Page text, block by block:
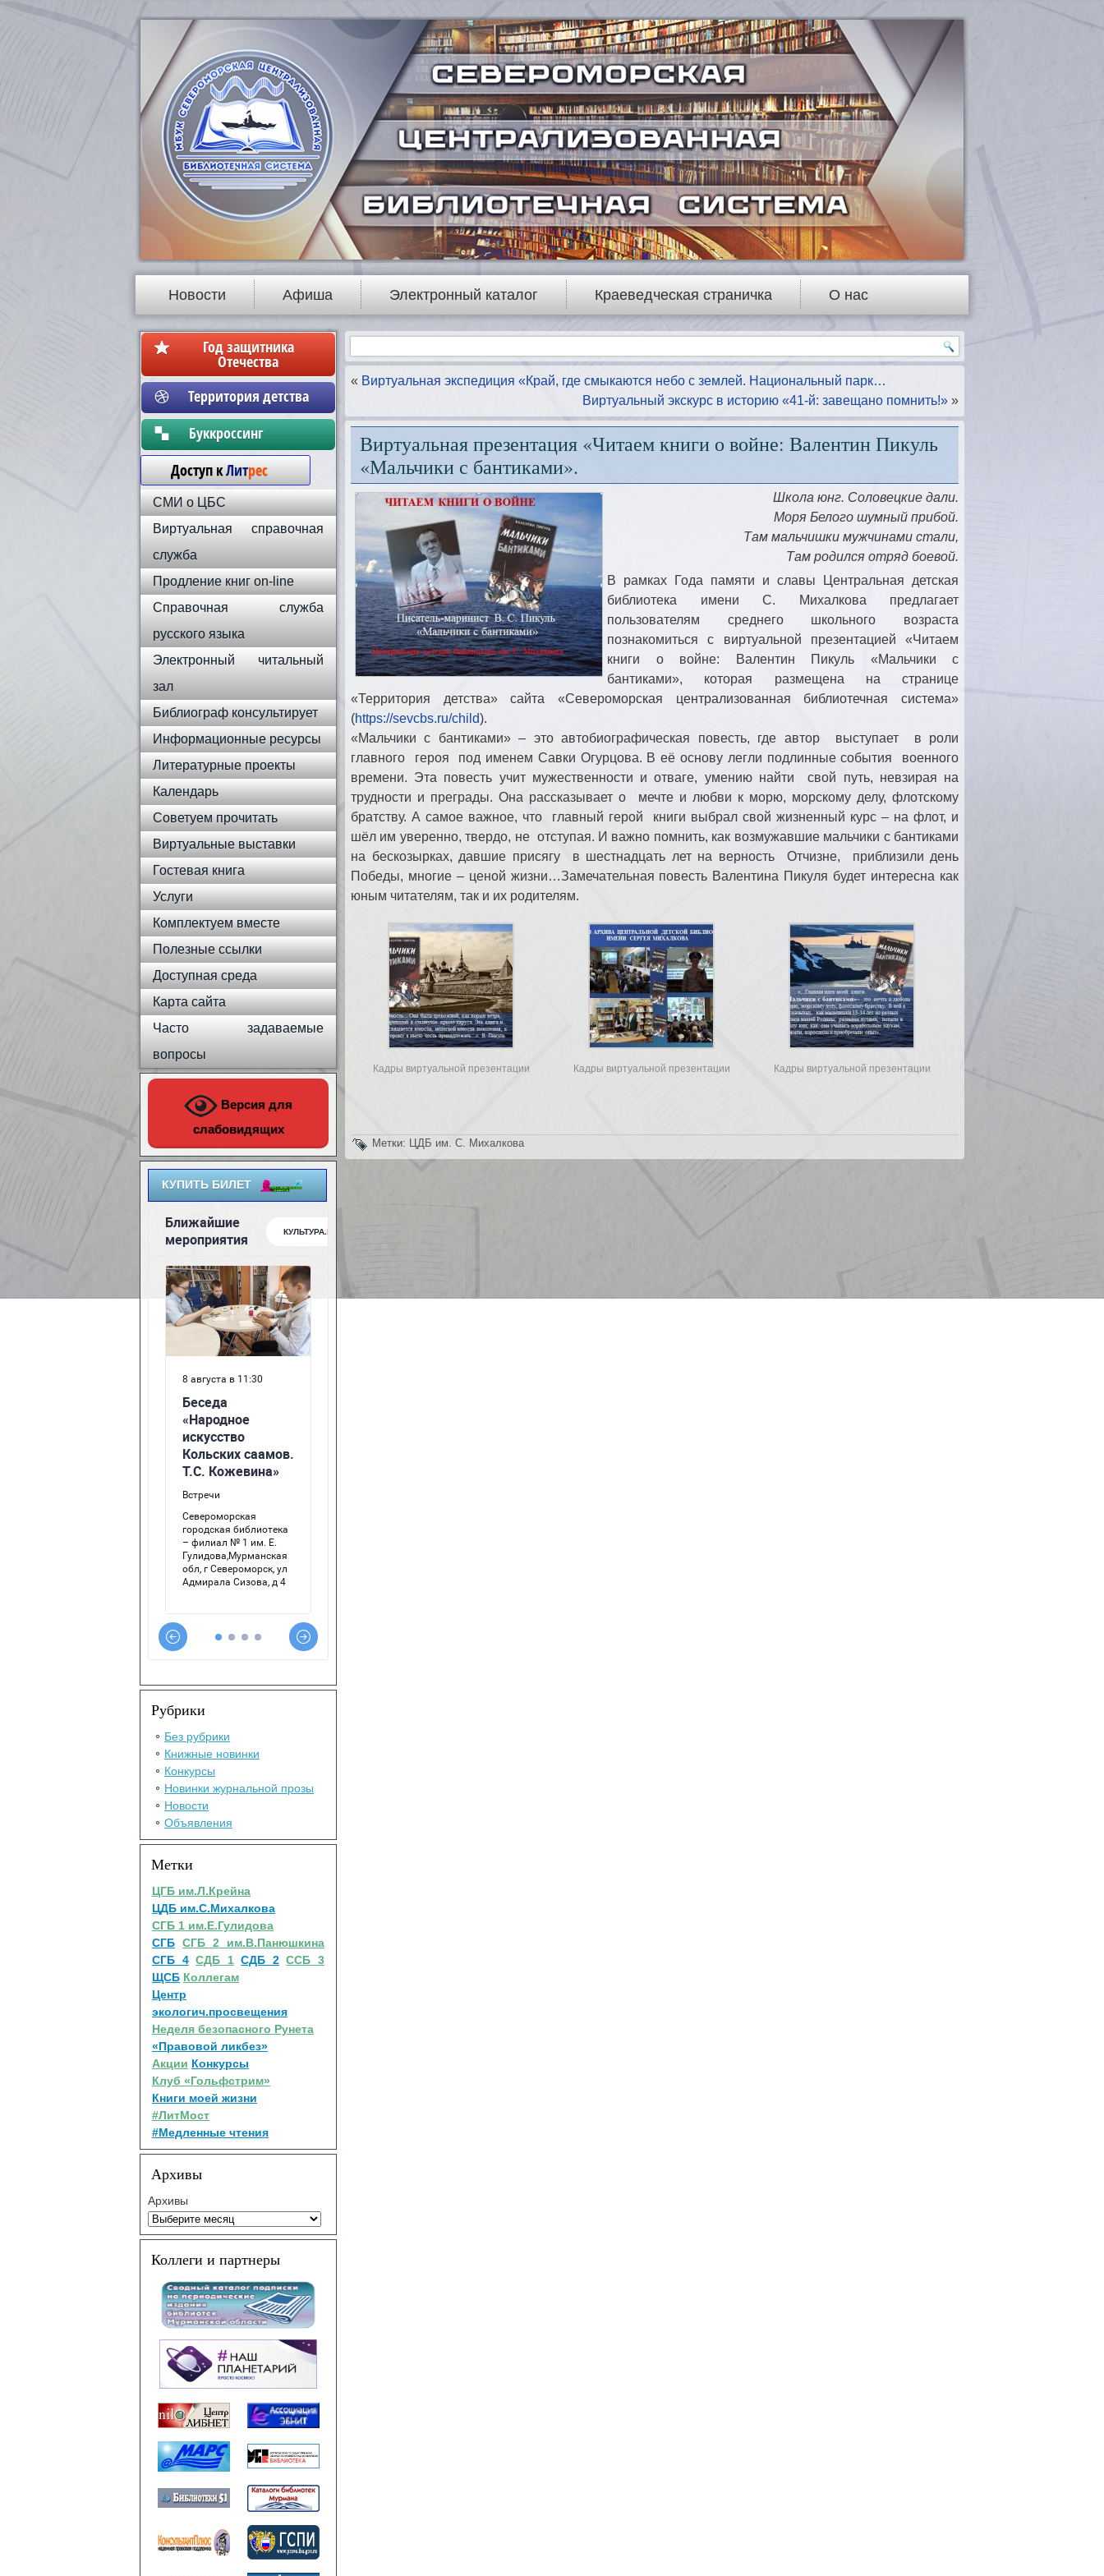
Новости Афиша Электронный каталог Краеведческая страничка О нас
Год защитника
Отечества
Территория детства
Бyккpoccинг
Доступ кЛитрес
СМИ о ЦБС
Виртуальная справочная
служба
Продление книг on-line
Справочная служба
русского языка
Электронный читальный
зал
Библиограф консультирует
Информационные ресурсы
Литературные проекты
Календарь
Советуем прочитать
Виртуальные выставки
Гостевая книга
Услуги
Комплектуем вместе
Полезные ссылки
Доступная среда
Карта сайта
Часто задаваемые
вопросы
Версия для
слабовидящих
КУПИТЬ БИЛЕТ
Рубрики
Без рубрики
Книжные новинки
Конкурсы
Новинки журнальной прозы
Новости
Объявления
Метки
ЦГБ им.Л.Крейна
ЦДБ им.С.Михалкова
СГБ 1 им.Е.Гулидова
СГБ СГБ 2 им.В.Панюшкина
СГБ 4 СДБ 1 СДБ 2 ССБ 3
ЩСБ Коллегам
Центр
экологич.просвещения
Неделя безопасного Рунета
«Правовой ликбез»
Акции Конкурсы
Клуб «Гольфстрим»
Книги моей жизни
#ЛитМост
#Медленные чтения
Архивы
Архивы
Коллеги и партнеры
« Виртуальная экспедиция «Край, где смыкаются небо с землей. Национальный парк…
Виртуальный экскурс в историю «41-й: завещано помнить!» »
Виртуальная презентация «Читаем книги о войне: Валентин Пикуль
«Мальчики с бантиками».
Школа юнг. Соловецкие дали.
Моря Белого шумный прибой.
Там мальчишки мужчинами стали,
Там родился отряд боевой.
В рамках Года памяти и славы Центральная детская
библиотека имени С. Михалкова предлагает
пользователям среднего школьного возраста
познакомиться с виртуальной презентацией «Читаем
книги о войне: Валентин Пикуль «Мальчики с
бантиками», которая размещена на странице
«Территория детства» сайта «Североморская централизованная библиотечная система»
(https://sevcbs.ru/child).
«Мальчики с бантиками» – это автобиографическая повесть, где автор выступает в роли
главного героя под именем Савки Огурцова. В её основу легли подлинные события военного
времени. Эта повесть учит мужественности и отваге, умению найти свой путь, невзирая на
трудности и преграды. Она рассказывает о мечте и любви к морю, морскому делу, флотскому
братству. А самое важное, что главный герой книги выбрал свой жизненный курс – на флот, и
шёл им уверенно, твердо, не отступая. И важно помнить, как возмужавшие мальчики с бантиками
на бескозырках, давшие присягу в шестнадцать лет на верность Отчизне, приблизили день
Победы, многие – ценой жизни…Замечательная повесть Валентина Пикуля будет интересна как
юным читателям, так и их родителям.
Кадры виртуальной презентации Кадры виртуальной презентации Кадры виртуальной презентации
Метки: ЦДБ им. С. Михалкова